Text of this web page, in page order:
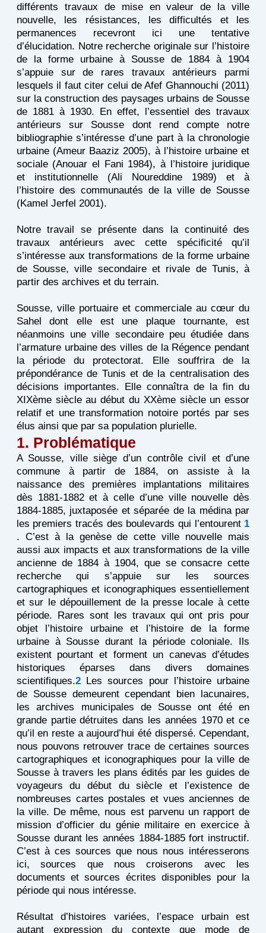
différents travaux de mise en valeur de la ville
nouvelle, les résistances, les difficultés et les
permanences recevront ici une tentative
d’élucidation. Notre recherche originale sur l’histoire
de la forme urbaine à Sousse de 1884 à 1904
s’appuie sur de rares travaux antérieurs parmi
lesquels il faut citer celui de Afef Ghannouchi (2011)
sur la construction des paysages urbains de Sousse
de 1881 à 1930. En effet, l’essentiel des travaux
antérieurs sur Sousse dont rend compte notre
bibliographie s’intéresse d’une part à la chronologie
urbaine (Ameur Baaziz 2005), à l’histoire urbaine et
sociale (Anouar el Fani 1984), à l’histoire juridique
et institutionnelle (Ali Noureddine 1989) et à
l’histoire des communautés de la ville de Sousse
(Kamel Jerfel 2001).
Notre travail se présente dans la continuité des
travaux antérieurs avec cette spécificité qu’il
s’intéresse aux transformations de la forme urbaine
de Sousse, ville secondaire et rivale de Tunis, à
partir des archives et du terrain.
Sousse, ville portuaire et commerciale au cœur du
Sahel dont elle est une plaque tournante, est
néanmoins une ville secondaire peu étudiée dans
l’armature urbaine des villes de la Régence pendant
la période du protectorat. Elle souffrira de la
prépondérance de Tunis et de la centralisation des
décisions importantes. Elle connaîtra de la fin du
XIXème siècle au début du XXème siècle un essor
relatif et une transformation notoire portés par ses
élus ainsi que par sa population plurielle.
1. Problématique
A Sousse, ville siège d’un contrôle civil et d’une
commune à partir de 1884, on assiste à la
naissance des premières implantations militaires
dès 1881-1882 et à celle d’une ville nouvelle dès
1884-1885, juxtaposée et séparée de la médina par
les premiers tracés des boulevards qui l’entourent1
. C’est à la genèse de cette ville nouvelle mais
aussi aux impacts et aux transformations de la ville
ancienne de 1884 à 1904, que se consacre cette
recherche qui s’appuie sur les sources
cartographiques et iconographiques essentiellement
et sur le dépouillement de la presse locale à cette
période. Rares sont les travaux qui ont pris pour
objet l’histoire urbaine et l’histoire de la forme
urbaine à Sousse durant la période coloniale. Ils
existent pourtant et forment un canevas d’études
historiques éparses dans divers domaines
scientifiques.2 Les sources pour l’histoire urbaine
de Sousse demeurent cependant bien lacunaires,
les archives municipales de Sousse ont été en
grande partie détruites dans les années 1970 et ce
qu’il en reste a aujourd’hui été dispersé. Cependant,
nous pouvons retrouver trace de certaines sources
cartographiques et iconographiques pour la ville de
Sousse à travers les plans édités par les guides de
voyageurs du début du siècle et l’existence de
nombreuses cartes postales et vues anciennes de
la ville. De même, nous est parvenu un rapport de
mission d’officier du génie militaire en exercice à
Sousse durant les années 1884-1885 fort instructif.
C’est à ces sources que nous nous intéresserons
ici, sources que nous croiserons avec les
documents et sources écrites disponibles pour la
période qui nous intéresse.
Résultat d’histoires variées, l’espace urbain est
autant expression du contexte que mode de